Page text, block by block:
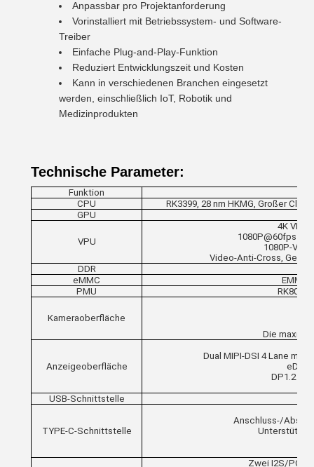
Anpassbar pro Projektanforderung
Vorinstalliert mit Betriebssystem- und Software-
Treiber
Einfache Plug-and-Play-Funktion
Reduziert Entwicklungszeit und Kosten
Kann in verschiedenen Branchen eingesetzt
werden, einschließlich IoT, Robotik und
Medizinprodukten
Technische Parameter:
Funktion
CPU
RK3399, 28 nm HKMG, Großer
GPU
VPU
4K VP9
1080P@60fps
1080P-
Video-Anti-Cross,
DDR
eMMC
EMMC
PMU
RK808,
Kameraoberfläche
Die
Anzeigeoberfläche
Dual MIPI-DSI 4 Lane mit
DP1.2 4
USB-Schnittstelle
TYPE-C-Schnittstelle
Anschluss-/
Zwei I2S/PCM-